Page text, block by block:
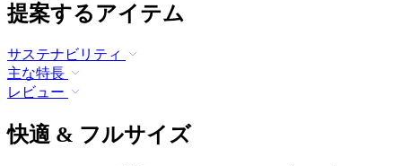
提案するアイテム
サステナビリティ
主な特長
レビュー
快適 & フルサイズ